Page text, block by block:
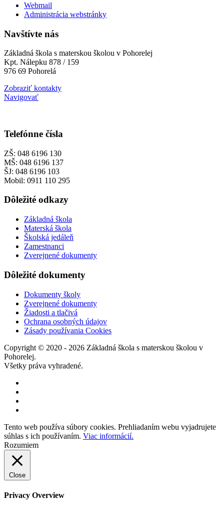
Webmail
Administrácia webstránky
Navštívte nás
Základná škola s materskou školou v Pohorelej
Kpt. Nálepku 878 / 159
976 69 Pohorelá
Zobraziť kontakty
Navigovať
Telefónne čísla
ZŠ: 048 6196 130
MŠ: 048 6196 137
ŠJ: 048 6196 103
Mobil: 0911 110 295
Dôležité odkazy
Základná škola
Materská škola
Školská jedáleň
Zamestnanci
Zverejnené dokumenty
Dôležité dokumenty
Dokumenty školy
Zverejnené dokumenty
Žiadosti a tlačivá
Ochrana osobných údajov
Zásady používania Cookies
Copyright © 2020 - 2026 Základná škola s materskou školou v
Pohorelej.
Všetky práva vyhradené.
Tento web používa súbory cookies. Prehliadaním webu vyjadrujete
súhlas s ich používaním. Viac informácií.
Rozumiem
Close
Privacy Overview